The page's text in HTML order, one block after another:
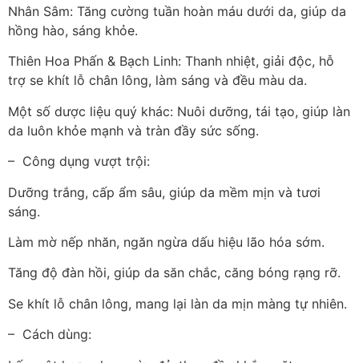
Nhân Sâm: Tăng cường tuần hoàn máu dưới da, giúp da
hồng hào, sáng khỏe.
Thiên Hoa Phấn & Bạch Linh: Thanh nhiệt, giải độc, hỗ
trợ se khít lỗ chân lông, làm sáng và đều màu da.
Một số dược liệu quý khác: Nuôi dưỡng, tái tạo, giúp làn
da luôn khỏe mạnh và tràn đầy sức sống.
– Công dụng vượt trội:
Dưỡng trắng, cấp ẩm sâu, giúp da mềm mịn và tươi
sáng.
Làm mờ nếp nhăn, ngăn ngừa dấu hiệu lão hóa sớm.
Tăng độ đàn hồi, giúp da săn chắc, căng bóng rạng rỡ.
Se khít lỗ chân lông, mang lại làn da mịn màng tự nhiên.
– Cách dùng: